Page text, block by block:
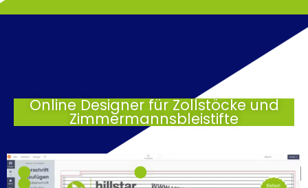
Online Designer für Zollstöcke und
Zimmermannsbleistifte